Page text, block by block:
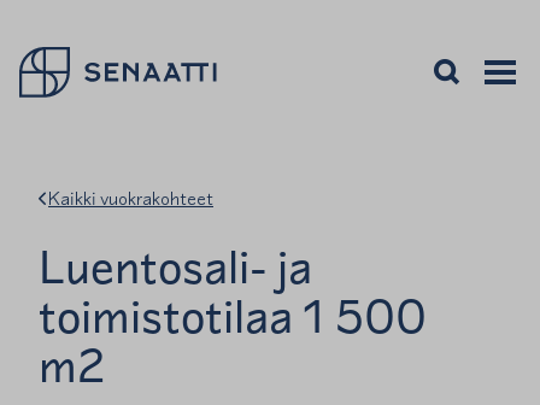
Palaa takaisin etusivulle
Avaa hakuAvaa
Kaikki vuokrakohteet
Luentosali- ja
toimistotilaa 1 500
m2